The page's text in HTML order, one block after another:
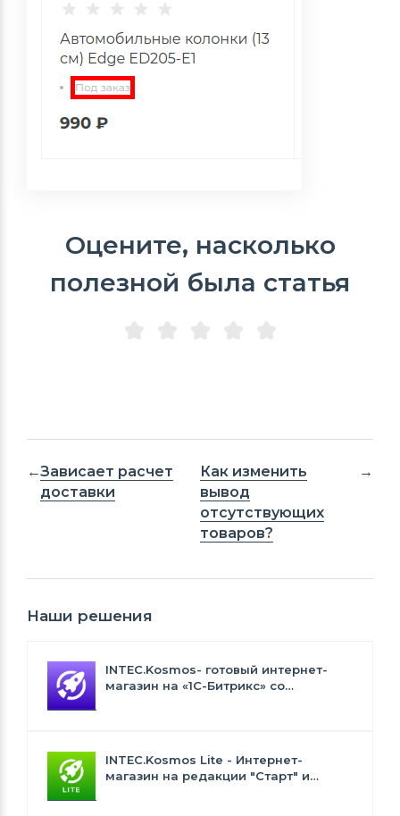
Оцените, насколько
полезной была статья
Зависает расчет
доставки
Как изменить
вывод
отсутствующих
товаров?
Наши решения
INTEC.Kosmos- готовый интернет-
магазин на «1С-Битрикс» со
INTEC.Kosmos Lite - Интернет-
магазин на редакции "Старт" и